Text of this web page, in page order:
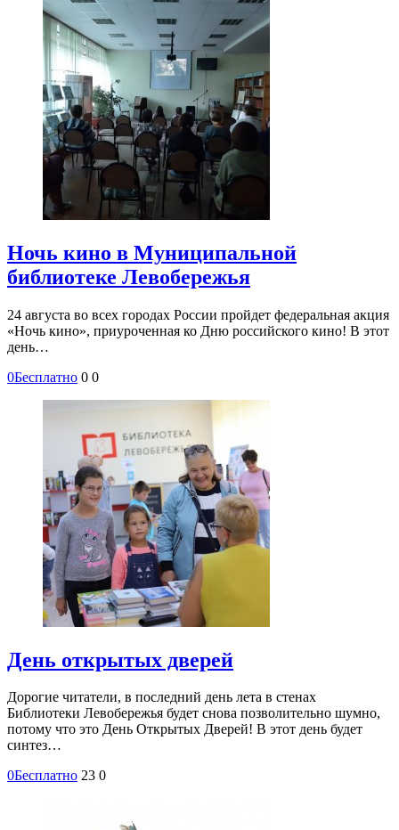
Ночь кино в Муниципальной
библиотеке Левобережья
24 августа во всех городах России пройдет федеральная акция
«Ночь кино», приуроченная ко Дню российского кино! В этот
день…
0Бесплатно 0 0
День открытых дверей
Дорогие читатели, в последний день лета в стенах
Библиотеки Левобережья будет снова позволительно шумно,
потому что это День Открытых Дверей! В этот день будет
синтез…
0Бесплатно 23 0